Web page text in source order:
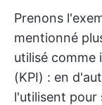
Prenons
mentionné
utilisé comme
(KPI) : en
l'utilisent pour